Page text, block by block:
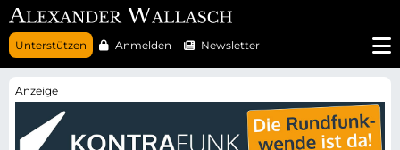
N
a
v
Unterstützen Anmelden Newsletter